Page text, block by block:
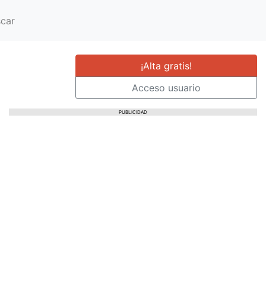
¡Alta gratis!
Acceso usuario
PUBLICIDAD